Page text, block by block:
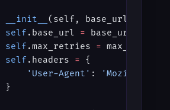
__init__ (self, base_url:
self
.base_url = base_url
self
.max_retries = max_retries
self
.headers = {
'User-Agent'
:
'Mozilla/5.0
}